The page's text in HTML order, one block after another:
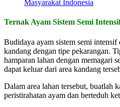
Masyarakat Indonesia
Ternak Ayam Sistem Semi
Budidaya ayam sistem semi
kandang dengan tipe pekarangan.
hamparan lahan dengan memagari
dapat keluar dari area kandang
Dalam area lahan tersebut, buatlah
peristirahatan ayam dan berteduh